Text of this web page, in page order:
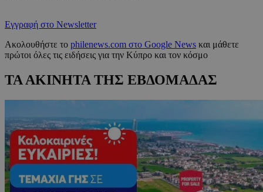
Εγγραφή στο Newsletter
Ακολουθήστε το philenews.com στο Google News και μάθετε
πρώτοι όλες τις ειδήσεις για την Κύπρο και τον κόσμο
ΤΑ ΑΚΙΝΗΤΑ ΤΗΣ ΕΒΔΟΜΑΔΑΣ